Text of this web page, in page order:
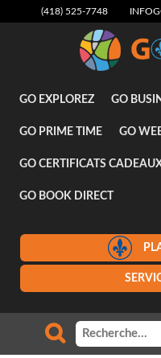
(418) 525-7748
GO EXPLOREZ GO
GO PRIME TIME GO
GO CERTIFICATS
GO BOOK DIRECT